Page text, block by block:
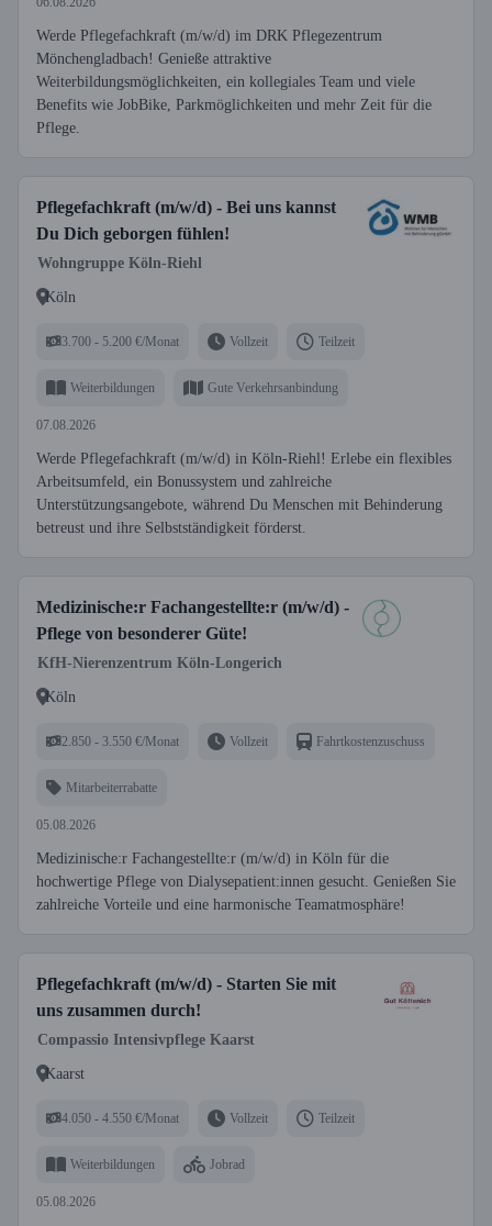
Werde Pflegefachkraft (m/w/d) im DRK Pflegezentrum
Mönchengladbach! Genieße attraktive
Weiterbildungsmöglichkeiten, ein kollegiales Team und viele
Benefits wie JobBike, Parkmöglichkeiten und mehr Zeit für die
Pflege.
Pflegefachkraft (m/w/d) - Bei uns kannst
Du Dich geborgen fühlen!
Wohngruppe Köln-Riehl
Köln
3.700 - 5.200 €/Monat Vollzeit Teilzeit
Weiterbildungen Gute Verkehrsanbindung
07.08.2026
Werde Pflegefachkraft (m/w/d) in Köln-Riehl! Erlebe ein flexibles
Arbeitsumfeld, ein Bonussystem und zahlreiche
Unterstützungsangebote, während Du Menschen mit Behinderung
betreust und ihre Selbstständigkeit förderst.
Medizinische:r Fachangestellte:r (m/w/d) -
Pflege von besonderer Güte!
KfH-Nierenzentrum Köln-Longerich
Köln
2.850 - 3.550 €/Monat Vollzeit Fahrtkostenzuschuss
Mitarbeiterrabatte
05.08.2026
Medizinische:r Fachangestellte:r (m/w/d) in Köln für die
hochwertige Pflege von Dialysepatient:innen gesucht. Genießen Sie
zahlreiche Vorteile und eine harmonische Teamatmosphäre!
Pflegefachkraft (m/w/d) - Starten Sie mit
uns zusammen durch!
Compassio Intensivpflege Kaarst
Kaarst
4.050 - 4.550 €/Monat Vollzeit Teilzeit
Weiterbildungen Jobrad
05.08.2026